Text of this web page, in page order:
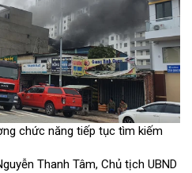
chức năng tiếp tục tìm kiếm
Thanh Tâm, Chủ tịch UBND